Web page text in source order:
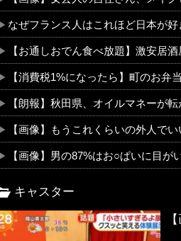
なぜフランス人はこれほど日本が
【お通しおでん食べ放題】激安居
【消費税1%になったら】町のお弁
【朗報】秋田県、オイルマネーが
【画像】もうこれくらいの外人で
【画像】男の87%はお○ぱいに目
キャスター